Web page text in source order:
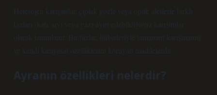
Heterojen karışımlar, çıplak gözle veya optik aletlerle farklı
fazları (katı, sıvı veya gaz) ayırt edebildiğimiz karışımlar
olarak tanımlanır. Bu fazlar, birbirleriyle tamamen karışmamış
ve kendi kimyasal özelliklerini koruyan maddelerdir.
Ayranın özellikleri nelerdir?